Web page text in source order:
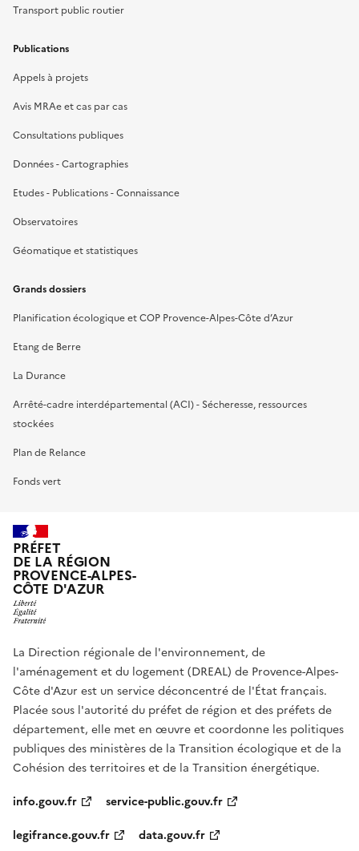
Transport public routier
Publications
Appels à projets
Avis MRAe et cas par cas
Consultations publiques
Données - Cartographies
Etudes - Publications - Connaissance
Observatoires
Géomatique et statistiques
Grands dossiers
Planification écologique et COP Provence-Alpes-Côte d’Azur
Etang de Berre
La Durance
Arrêté-cadre interdépartemental (ACI) - Sécheresse, ressources
stockées
Plan de Relance
Fonds vert
PRÉFET
DE LA RÉGION
PROVENCE-ALPES-
CÔTE D'AZUR
La Direction régionale de l'environnement, de
l'aménagement et du logement (DREAL) de Provence-Alpes-
Côte d'Azur est un service déconcentré de l'État français.
Placée sous l'autorité du préfet de région et des préfets de
département, elle met en œuvre et coordonne les politiques
publiques des ministères de la Transition écologique et de la
Cohésion des territoires et de la Transition énergétique.
info.gouv.fr
service-public.gouv.fr
legifrance.gouv.fr
data.gouv.fr